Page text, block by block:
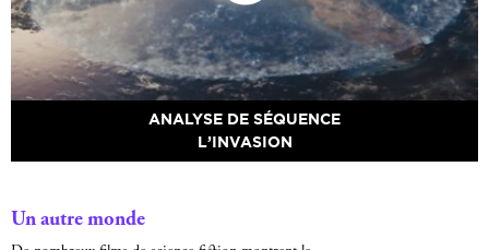
ANALYSE DE SÉQUENCE
L’INVASION
Un autre monde